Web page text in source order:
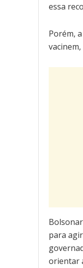
essa
Porém,
para
orientar